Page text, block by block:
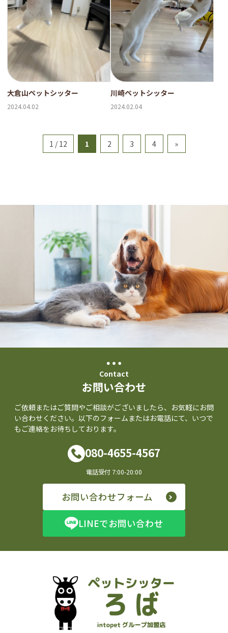
大倉山ペットシッター
2024.04.02
川崎ペットシッター
2024.02.04
1 / 12 1 2 3 4 »
Contact
お問い合わせ
ご依頼またはご質問やご相談がございましたら、お気軽にお問
い合わせください。以下のフォームまたはお電話にて、いつで
もご連絡をお待ちしております。
080-4655-4567
電話受付 7:00-20:00
お問い合わせフォーム
LINEでお問い合わせ